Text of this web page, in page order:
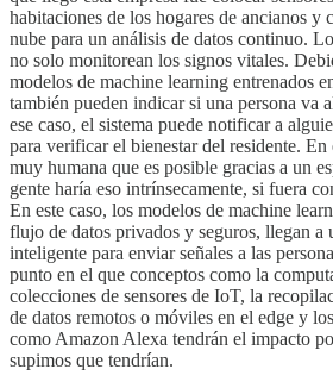
habitaciones de los hogares de ancianos y
nube para un análisis de datos continuo.
no solo monitorean los signos vitales.
modelos de machine learning entrenados
también pueden indicar si una persona va
ese caso, el sistema puede notificar a
para verificar el bienestar del residente. En
muy humana que es posible gracias a un
gente haría eso intrínsecamente, si fuera
En este caso, los modelos de machine
flujo de datos privados y seguros, llegan a
inteligente para enviar señales a las
punto en el que conceptos como la
colecciones de sensores de IoT, la
de datos remotos o móviles en el edge y
como Amazon Alexa tendrán el impacto
supimos que tendrían.